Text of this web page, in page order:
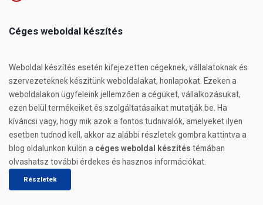
Céges weboldal készítés
Weboldal készítés esetén kifejezetten cégeknek, vállalatoknak és
szervezeteknek készítünk weboldalakat, honlapokat. Ezeken a
weboldalakon ügyfeleink jellemzően a cégüket, vállalkozásukat,
ezen belül termékeiket és szolgáltatásaikat mutatják be. Ha
kíváncsi vagy, hogy mik azok a fontos tudnivalók, amelyeket ilyen
esetben tudnod kell, akkor az alábbi részletek gombra kattintva a
blog oldalunkon külön a céges weboldal készítés témában
olvashatsz további érdekes és hasznos információkat.
Részletek